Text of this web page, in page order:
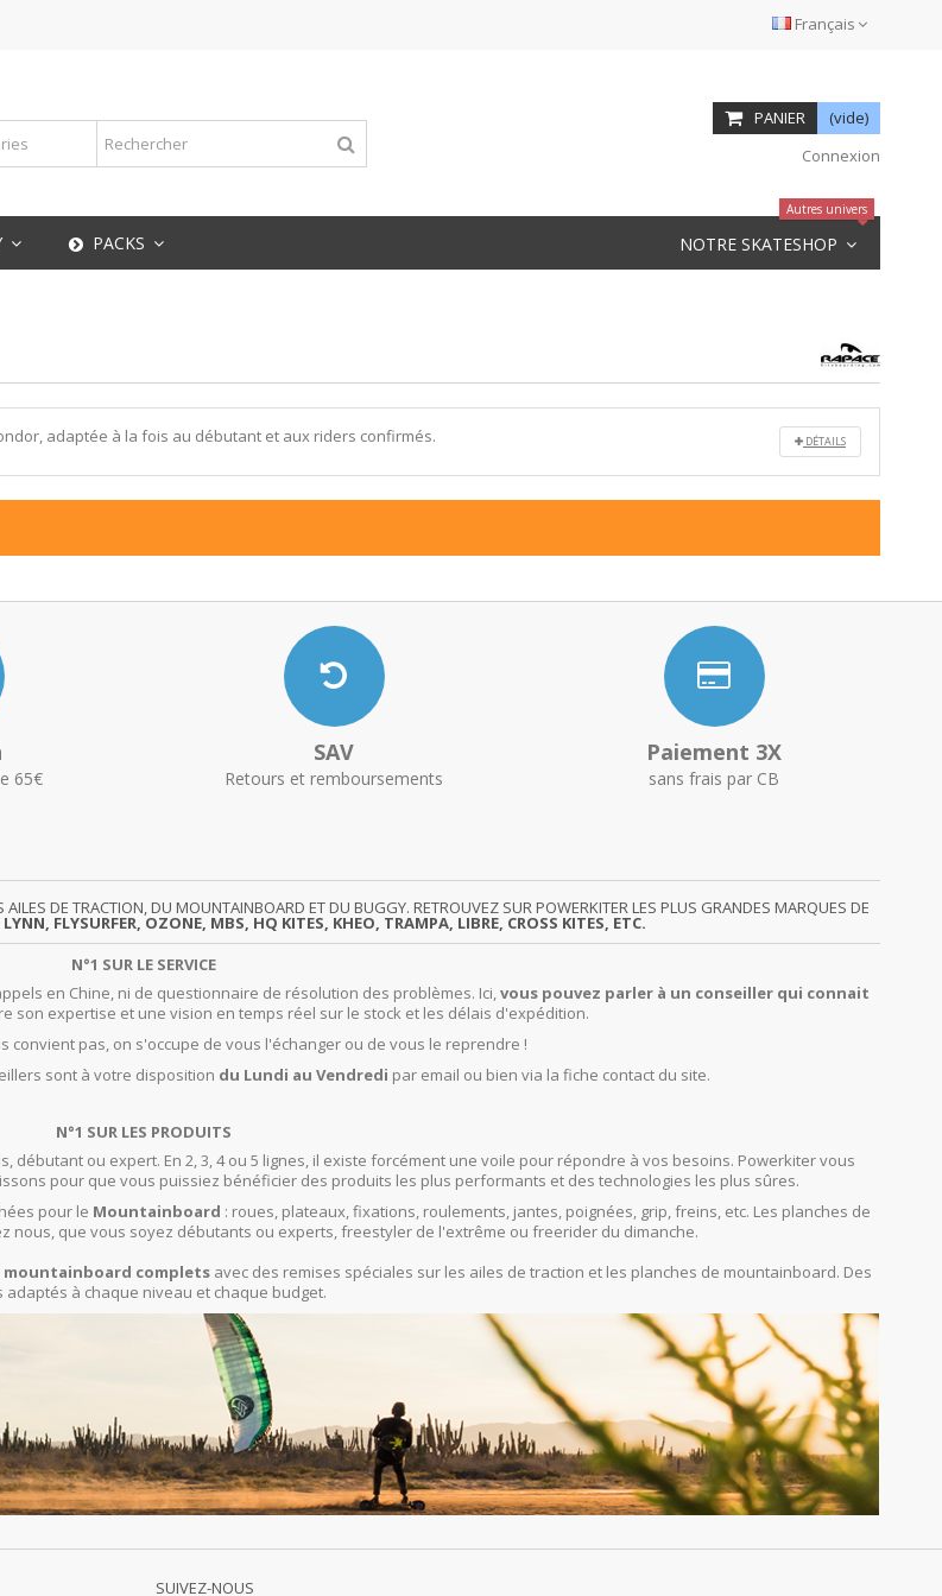
Français
PANIER
(vide)
Connexion
PACKS NOTRE SKATESHOP
Autres univers
adaptée à la fois au débutant et aux riders confirmés. DÉTAILS
65€
SAV
Retours et remboursements
Paiement 3X
sans frais par CB
DE TRACTION, DU MOUNTAINBOARD ET DU BUGGY. RETROUVEZ SUR POWERKITER LES PLUS GRANDES MARQUES DE
LYNN, FLYSURFER, OZONE, MBS, HQ KITES, KHEO, TRAMPA, LIBRE, CROSS KITES, ETC.
N°1 SUR LE SERVICE
en Chine, ni de questionnaire de résolution des problèmes. Ici,vous pouvez parler à un conseiller qui connait
son expertise et une vision en temps réel sur le stock et les délais d'expédition.
convient pas, on s'occupe de vous l'échanger ou de vous le reprendre !
sont à votre disposition du Lundi au Vendredi par email ou bien via la fiche contact du site.
N°1 SUR LES PRODUITS
ou expert. En 2, 3, 4 ou 5 lignes, il existe forcément une voile pour répondre à vos besoins. Powerkiter vous
pour que vous puissiez bénéficier des produits les plus performants et des technologies les plus sûres.
pour le Mountainboard : roues, plateaux, fixations, roulements, jantes, poignées, grip, freins, etc. Les planches de
nous, que vous soyez débutants ou experts, freestyler de l'extrême ou freerider du dimanche.
mountainboard completsavec des remises spéciales sur les ailes de traction et les planches de mountainboard. Des
adaptés à chaque niveau et chaque budget.
SUIVEZ-NOUS